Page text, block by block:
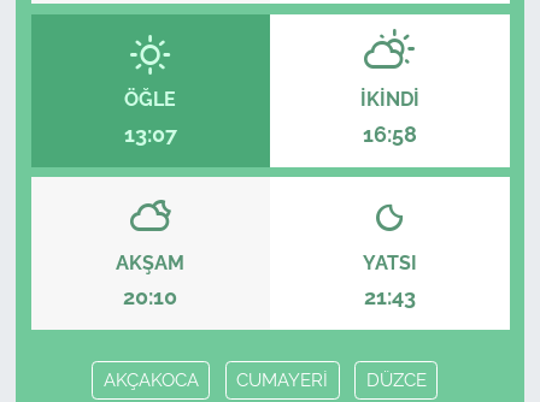
ÖĞLE
13:07
İKINDI
16:58
AKŞAM
20:10
YATSI
21:43
AKÇAKOCA CUMAYERİ DÜZCE